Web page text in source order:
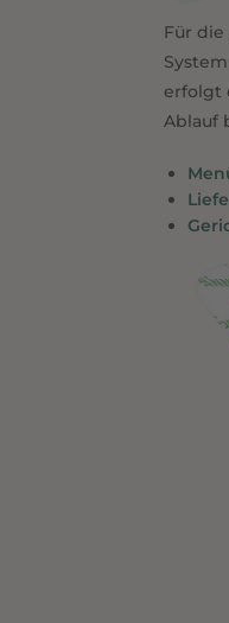
Für die
erfolgt
Ablauf